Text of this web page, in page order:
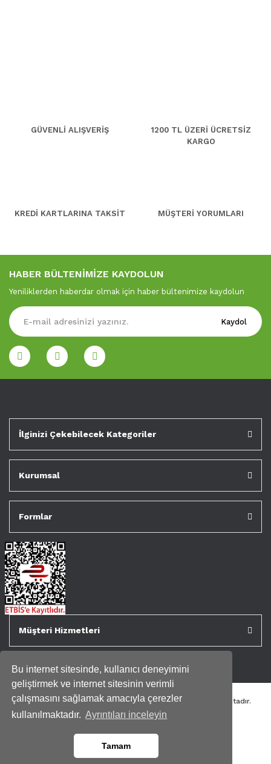
Bu internet sitesinde, kullanıcı deneyimini
geliştirmek ve internet sitesinin verimli
çalışmasını sağlamak amacıyla çerezler
kullanılmaktadır. Ayrıntıları inceleyin
Tamam
GÜVENLİ ALIŞVERİŞ
1200 TL ÜZERİ ÜCRETSİZ
KARGO
KREDİ KARTLARINA TAKSİT MÜŞTERİ YORUMLARI
HABER BÜLTENİMİZE KAYDOLUN
Yeniliklerden haberdar olmak için haber bültenimize kaydolun
Kaydol
İlginizi Çekebilecek Kategoriler
Kurumsal
Formlar
Müşteri Hizmetleri
Tüm kredi kartı bilgileriniz 256bit SSL Sertifikası ile korunmaktadır.
Genispencere.com Tüm Hakları Saklıdır.